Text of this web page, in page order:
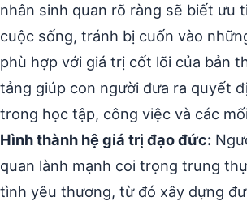
nhân sinh quan rõ ràng sẽ biết ưu
cuộc sống, tránh bị cuốn vào
phù hợp với giá trị cốt lõi của bản
tảng giúp con người đưa ra quyết
trong học tập, công việc và các
Hình thành hệ giá trị đạo đức:
quan lành mạnh coi trọng trung
tình yêu thương, từ đó xây dựng